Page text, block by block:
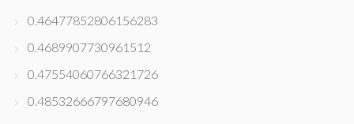
0.46477852806156283
0.4689907730961512
0.47554060766321726
0.48532666797680946